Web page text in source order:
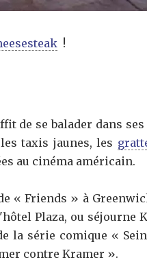
!
de se balader dans
taxis jaunes, les
au cinéma américain.
« Friends » à
Plaza, ou séjourne
la série comique «
contre Kramer ».